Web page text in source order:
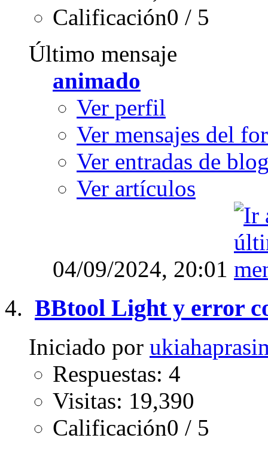
Calificación0 / 5
Último mensaje
animado
Ver perfil
Ver mensajes del
Ver entradas de
Ver artículos
04/09/2024, 20:01
BBtool Light y error
Iniciado por
Respuestas: 4
Visitas: 19,390
Calificación0 / 5